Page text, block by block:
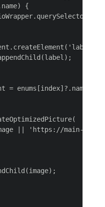
{
= enums[index]?.name;
|| 'https://main--